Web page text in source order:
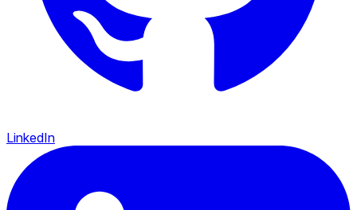
LinkedIn